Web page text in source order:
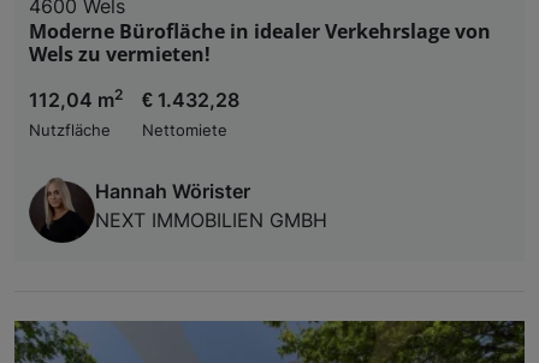
4600 Wels
Moderne Bürofläche in idealer Verkehrslage von
Wels zu vermieten!
112,04 m2
Nutzfläche
€ 1.432,28
Nettomiete
Hannah Wörister
NEXT IMMOBILIEN GMBH